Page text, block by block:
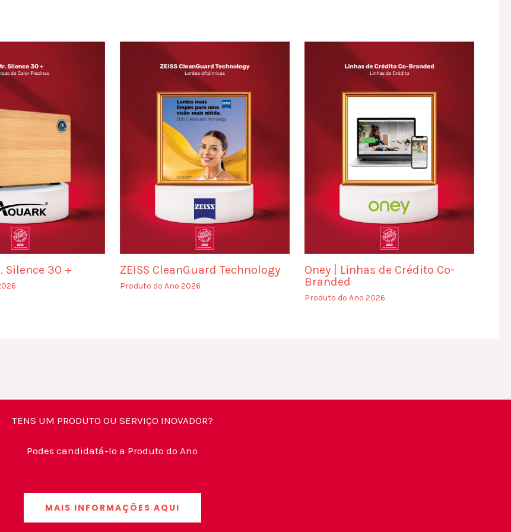
Silence 30 + ZEISS CleanGuard Technology
Produto do Ano 2026
Oney | Linhas de Crédito Co-
Branded
Produto do Ano 2026
TENS UM PRODUTO OU SERVIÇO INOVADOR?
Podes candidatá-lo a Produto do Ano
MAIS INFORMAÇÕES AQUI